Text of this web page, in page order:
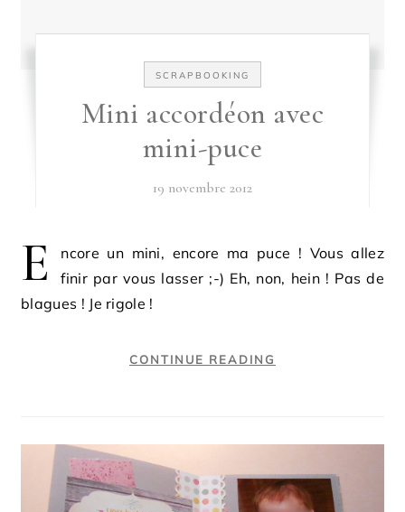
SCRAPBOOKING
Mini accordéon avec
mini-puce
19 novembre 2012
E
ncore un mini, encore ma puce ! Vous allez
finir par vous lasser ;-) Eh, non, hein ! Pas de
blagues ! Je rigole !
CONTINUE READING